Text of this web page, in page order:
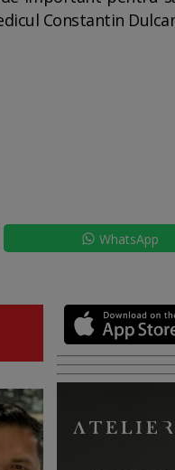
Constantin
WhatsApp